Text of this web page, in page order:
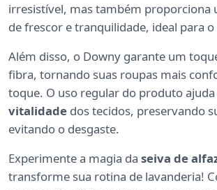
irresistível, mas também proporciona
de frescor e tranquilidade, ideal para o
Além disso, o Downy garante um
fibra, tornando suas roupas mais
toque. O uso regular do produto
vitalidade dos tecidos, preservando
evitando o desgaste.
Experimente a magia da seiva de
transforme sua rotina de lavanderia!